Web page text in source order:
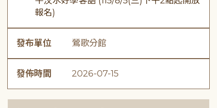
報名)
發布單位 鶯歌分館
發佈時間 2026-07-15